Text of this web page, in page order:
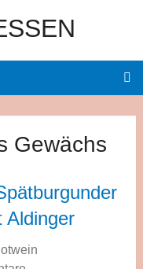
Gewächs
Aldinger